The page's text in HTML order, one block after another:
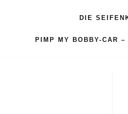
DIE
PIMP MY BOBBY-CAR –